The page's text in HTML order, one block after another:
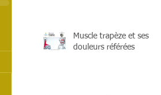
Muscle trapèze et ses
douleurs référées